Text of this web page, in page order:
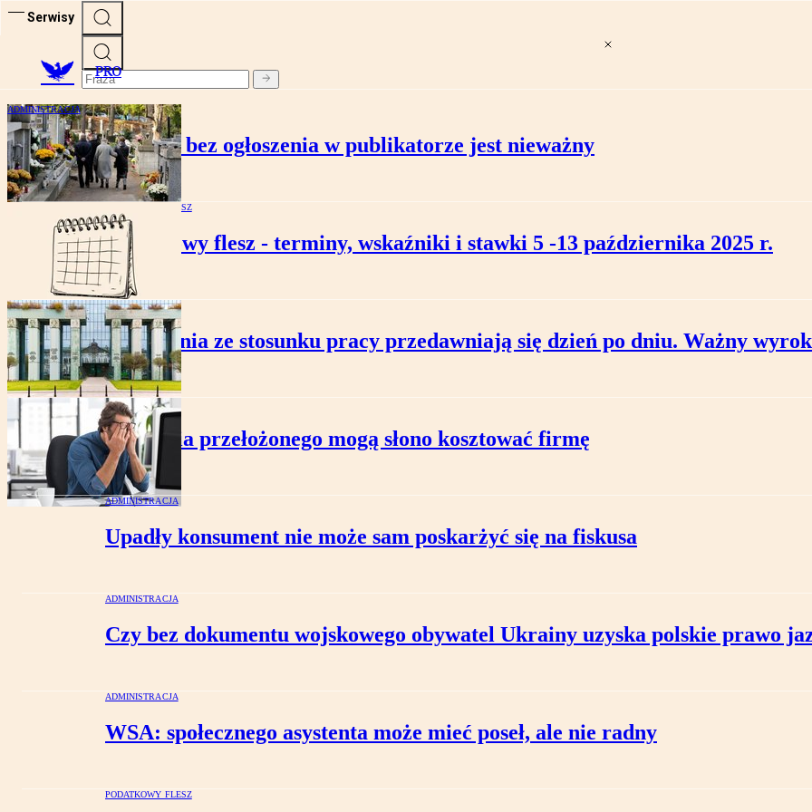
Serwisy
PRO
ADMINISTRACJA
Cmentarny cennik bez ogłoszenia w publikatorze jest nieważny
PODATKOWY FLESZ
Podatkowy flesz - terminy, wskaźniki i stawki 5 -13 października 2025 r.
KADRY I PŁACE
Roszczenia ze stosunku pracy przedawniają się dzień po dniu. Ważny
KADRY I PŁACE
Działania przełożonego mogą słono kosztować firmę
ADMINISTRACJA
Upadły konsument nie może sam poskarżyć się na fiskusa
ADMINISTRACJA
Czy bez dokumentu wojskowego obywatel Ukrainy uzyska polskie prawo
ADMINISTRACJA
WSA: społecznego asystenta może mieć poseł, ale nie radny
PODATKOWY FLESZ